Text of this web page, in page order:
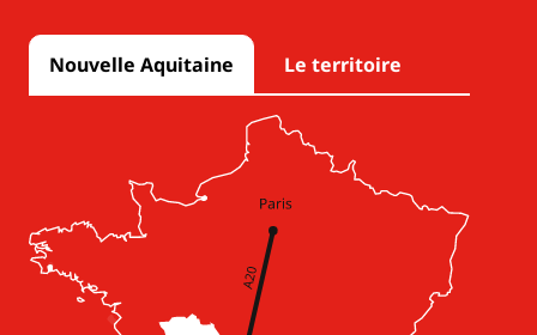
Nouvelle Aquitaine Le territoire